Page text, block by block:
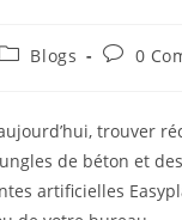
PostBlogs
Post0
trouver
de béton et
artificielles